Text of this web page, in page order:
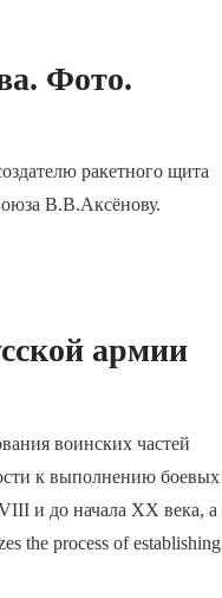
Фото.
ракетного щита
В.В.Аксёнову.
армии
воинских частей
к выполнению боевых
и до начала XX века, а
the process of establishing